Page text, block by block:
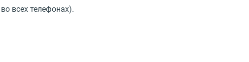
всех телефонах).